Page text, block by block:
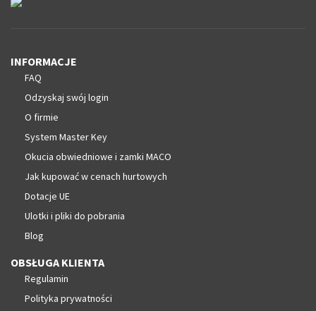
INFORMACJE
FAQ
Odzyskaj swój login
O firmie
System Master Key
Okucia obwiedniowe i zamki MACO
Jak kupować w cenach hurtowych
Dotacje UE
Ulotki i pliki do pobrania
Blog
OBSŁUGA KLIENTA
Regulamin
Polityka prywatności